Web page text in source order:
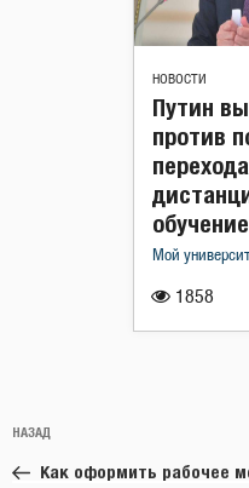
НОВОСТИ
1858
Путин
против
обучение
Мой
по
записям
Предыдущая
запись:
НАЗАД
Как оформить рабочее